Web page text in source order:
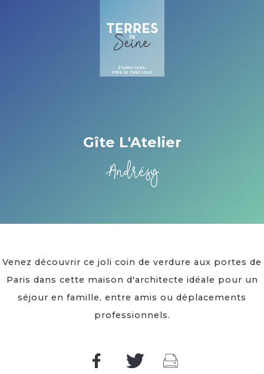
Gîte L'Atelier
Andrésy
Venez découvrir ce joli coin de verdure aux portes de
Paris dans cette maison d'architecte idéale pour un
séjour en famille, entre amis ou déplacements
professionnels.